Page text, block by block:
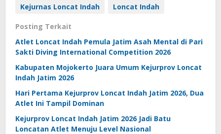
Kejurnas Loncat Indah
Loncat Indah
Posting Terkait
Atlet Loncat Indah Pemula Jatim Asah Mental di Pari
Sakti Diving International Competition 2026
Kabupaten Mojokerto Juara Umum Kejurprov Loncat
Indah Jatim 2026
Hari Pertama Kejurprov Loncat Indah Jatim 2026, Dua
Atlet Ini Tampil Dominan
Kejurprov Loncat Indah Jatim 2026 Jadi Batu
Loncatan Atlet Menuju Level Nasional